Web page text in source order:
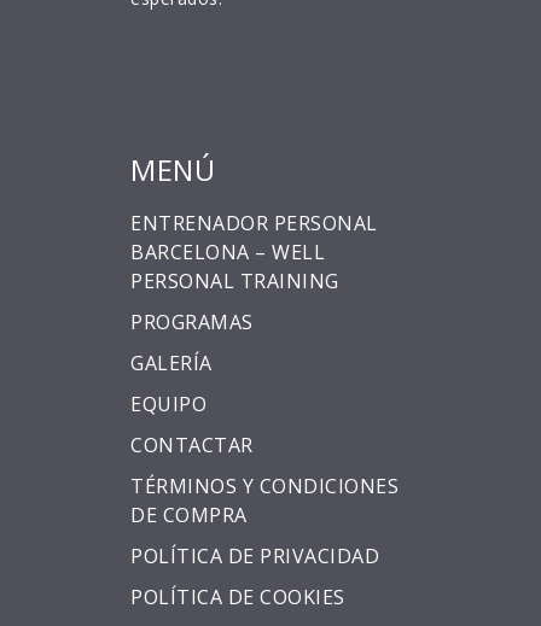
MENÚ
ENTRENADOR PERSONAL
BARCELONA – WELL
PERSONAL TRAINING
PROGRAMAS
GALERÍA
EQUIPO
CONTACTAR
TÉRMINOS Y CONDICIONES
DE COMPRA
POLÍTICA DE PRIVACIDAD
POLÍTICA DE COOKIES